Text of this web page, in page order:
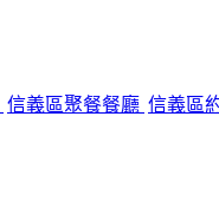
信義區聚餐餐廳 信義區